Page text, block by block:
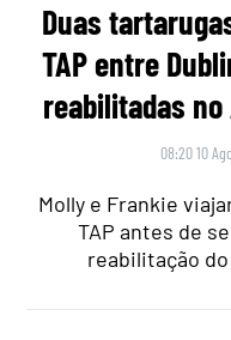
Duas
TAP entre
reabilitadas
08:20 10
Molly e Frankie
TAP antes de
reabilitação